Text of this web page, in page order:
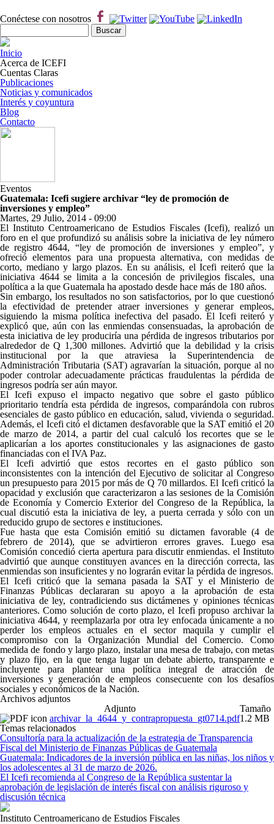
Conéctese con nosotros
Formulario de búsqueda
Inicio
Acerca de ICEFI
Cuentas Claras
Publicaciones
Noticias y comunicados
Interés y coyuntura
Blog
Contacto
Eventos
Guatemala: Icefi sugiere archivar “ley de promoción de
inversiones y empleo”
Martes, 29 Julio, 2014 - 09:00
Share on Facebook
Tweet Widget
Linkedin Share Button
El Instituto Centroamericano de Estudios Fiscales (Icefi), realizó un
foro en el que profundizó su análisis sobre la iniciativa de ley número
de registro 4644, “ley de promoción de inversiones y empleo”, y
ofreció elementos para una propuesta alternativa, con medidas de
corto, mediano y largo plazos. En su análisis, el Icefi reiteró que la
iniciativa 4644 se limita a la concesión de privilegios fiscales, una
política a la que Guatemala ha apostado desde hace más de 180 años.
Sin embargo, los resultados no son satisfactorios, por lo que cuestionó
la efectividad de pretender atraer inversiones y generar empleos,
siguiendo la misma política inefectiva del pasado. El Icefi reiteró y
explicó que, aún con las enmiendas consensuadas, la aprobación de
esta iniciativa de ley produciría una pérdida de ingresos tributarios por
alrededor de Q 1,300 millones. Advirtió que la debilidad y la crisis
institucional por la que atraviesa la Superintendencia de
Administración Tributaria (SAT) agravarían la situación, porque al no
poder controlar adecuadamente prácticas fraudulentas la pérdida de
ingresos podría ser aún mayor.
El Icefi expuso el impacto negativo que sobre el gasto público
prioritario tendría esta pérdida de ingresos, comparándola con rubros
esenciales de gasto público en educación, salud, vivienda o seguridad.
Además, el Icefi citó el dictamen desfavorable que la SAT emitió el 20
de marzo de 2014, a partir del cual calculó los recortes que se le
aplicarían a los aportes constitucionales y las asignaciones de gasto
financiadas con el IVA Paz.
El Icefi advirtió que estos recortes en el gasto público son
inconsistentes con la intención del Ejecutivo de solicitar al Congreso
un presupuesto para 2015 por más de Q 70 millardos. El Icefi criticó la
opacidad y exclusión que caracterizaron a las sesiones de la Comisión
de Economía y Comercio Exterior del Congreso de la República, la
cual discutió esta la iniciativa de ley, a puerta cerrada y sólo con un
reducido grupo de sectores e instituciones.
Fue hasta que esta Comisión emitió su dictamen favorable (4 de
febrero de 2014), que se advirtieron errores graves. Luego esa
Comisión concedió cierta apertura para discutir enmiendas. el Instituto
advirtió que aunque constituyen avances en la dirección correcta, las
enmiendas son insuficientes y no lograrán evitar la pérdida de ingresos.
El Icefi criticó que la semana pasada la SAT y el Ministerio de
Finanzas Públicas declararan su apoyo a la aprobación de esta
iniciativa de ley, contradiciendo sus dictámenes y opiniones técnicas
anteriores. Como solución de corto plazo, el Icefi propuso archivar la
iniciativa 4644, y reemplazarla por otra ley enfocada únicamente a no
perder los empleos actuales en el sector maquila y cumplir el
compromiso con la Organización Mundial del Comercio. Como
medida de fondo y largo plazo, instalar una mesa de trabajo, con metas
y plazo fijo, en la que tenga lugar un debate abierto, transparente e
incluyente para plantear una política integral de atracción de
inversiones y generación de empleos consecuente con los desafíos
sociales y económicos de la Nación.
Archivos adjuntos
Adjunto
Tamaño
archivar_la_4644_y_contrapropuesta_gt0714.pdf1.2 MB
Temas relacionados
Consultoría para la actualización de la estrategia de Transparencia
Fiscal del Ministerio de Finanzas Públicas de Guatemala
Guatemala: Indicadores de la inversión pública en las niñas, los niños y
los adolescentes al 31 de marzo de 2026.
El Icefi recomienda al Congreso de la República sustentar la
aprobación de legislación de interés fiscal con análisis riguroso y
discusión técnica
Instituto Centroamericano de Estudios Fiscales